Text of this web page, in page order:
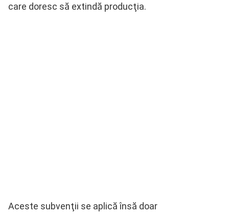
care doresc să extindă producţia.
Aceste subvenţii se aplică însă doar